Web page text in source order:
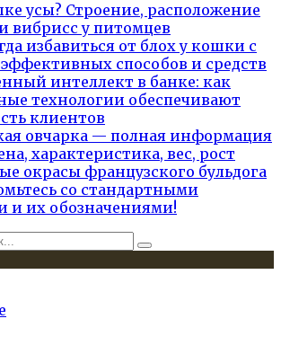
усы? Строение, расположение
вибрисс у питомцев
избавиться от блох у кошки с
способов и средств
интеллект в банке: как
технологии обеспечивают
клиентов
овчарка — полная информация
характеристика, вес, рост
окрасы французского бульдога
со стандартными
и их обозначениями!